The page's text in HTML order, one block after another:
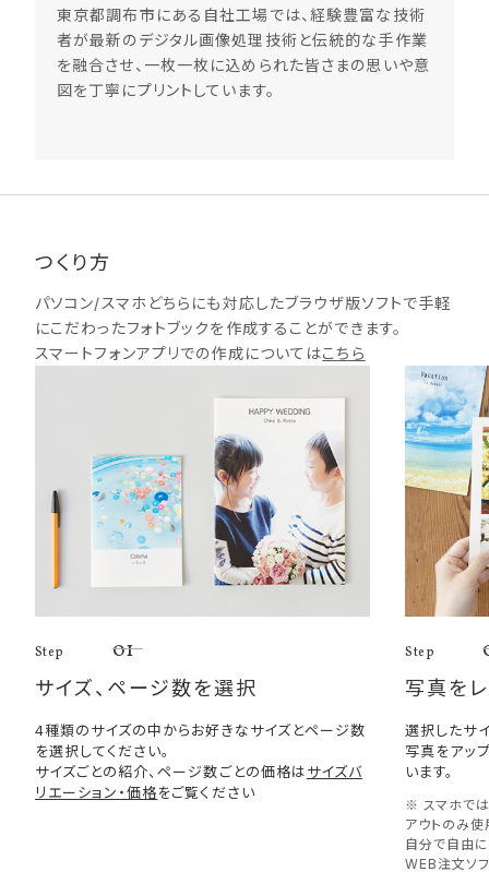
東京都調布市にある自社工場では、経験豊富な技術
者が最新のデジタル画像処理技術と伝統的な手作業
を融合させ、一枚一枚に込められた皆さまの思いや意
図を丁寧にプリントしています。
つくり方
パソコン/スマホどちらにも対応したブラウザ版ソフトで手軽
にこだわったフォトブックを作成することができます。
スマートフォンアプリでの作成についてはこちら
Step 01
サイズ、ページ数を選択
4種類のサイズの中からお好きなサイズとページ数
を選択してください。
サイズごとの紹介、ページ数ごとの価格はサイズバ
リエーション・価格をご覧ください
Step
写真を
選択したサ
写真をアッ
います。
※ スマホでは
アウトのみ使
自分で自由
WEB注文ソ